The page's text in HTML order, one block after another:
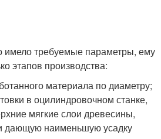
имело требуемые параметры, ему
этапов производства:
материала по диаметру;
в оцилиндровочном станке,
мягкие слои древесины,
дающую наименьшую усадку